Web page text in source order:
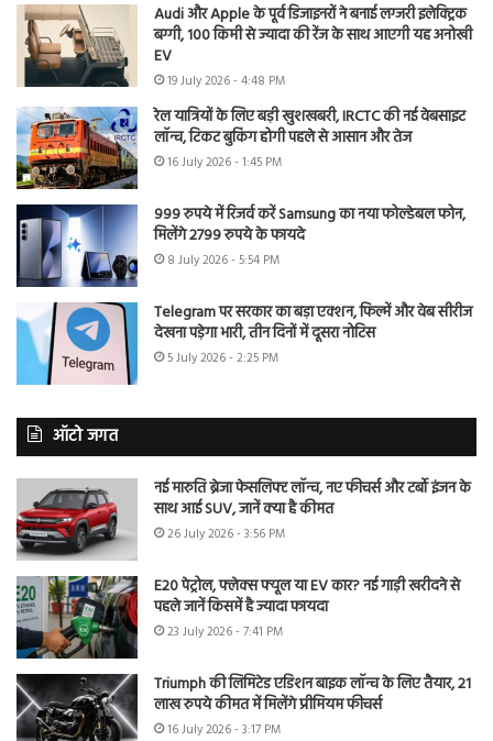
Audi और Apple के पूर्व डिजाइनरों ने बनाई लग्जरी इलेक्ट्रिक
बग्गी, 100 किमी से ज्यादा की रेंज के साथ आएगी यह अनोखी
EV
19 July 2026 - 4:48 PM
रेल यात्रियों के लिए बड़ी खुशखबरी, IRCTC की नई वेबसाइट
लॉन्च, टिकट बुकिंग होगी पहले से आसान और तेज
16 July 2026 - 1:45 PM
999 रुपये में रिजर्व करें Samsung का नया फोल्डेबल फोन,
मिलेंगे 2799 रुपये के फायदे
8 July 2026 - 5:54 PM
Telegram पर सरकार का बड़ा एक्शन, फिल्में और वेब सीरीज
देखना पड़ेगा भारी, तीन दिनों में दूसरा नोटिस
5 July 2026 - 2:25 PM
ऑटो जगत
नई मारुति ब्रेजा फेसलिफ्ट लॉन्च, नए फीचर्स और टर्बो इंजन के
साथ आई SUV, जानें क्या है कीमत
26 July 2026 - 3:56 PM
E20 पेट्रोल, फ्लेक्स फ्यूल या EV कार? नई गाड़ी खरीदने से
पहले जानें किसमें है ज्यादा फायदा
23 July 2026 - 7:41 PM
Triumph की लिमिटेड एडिशन बाइक लॉन्च के लिए तैयार, 21
लाख रुपये कीमत में मिलेंगे प्रीमियम फीचर्स
16 July 2026 - 3:17 PM